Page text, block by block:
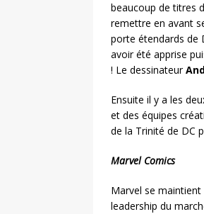
beaucoup de titres
remettre en avant
porte étendards de
avoir été apprise
! Le dessinateur
Ensuite il y a les
et des équipes
de la Trinité de DC
Marvel Comics
Marvel se maintient
leadership du